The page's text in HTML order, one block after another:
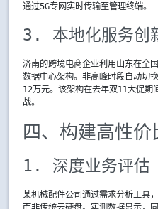
通过5G专网实时传输至管理终端。
3. 本地化服务创
济南的跨境电商企业利用山东在全
数据中心架构。非高峰时段自动切
12万元。该架构在去年双11大促期
战。
四、构建高性
1. 深度业务评估
某机械配件公司通过需求分析工具